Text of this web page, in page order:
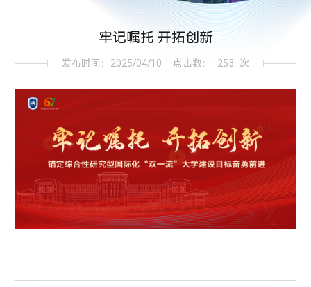
牢记嘱托 开拓创新
发布时间：2025/04/10 点击数： 253 次